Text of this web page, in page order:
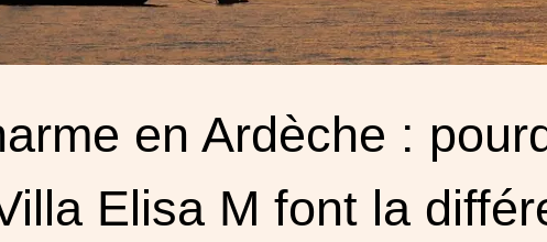
en Ardèche :
Elisa M font la